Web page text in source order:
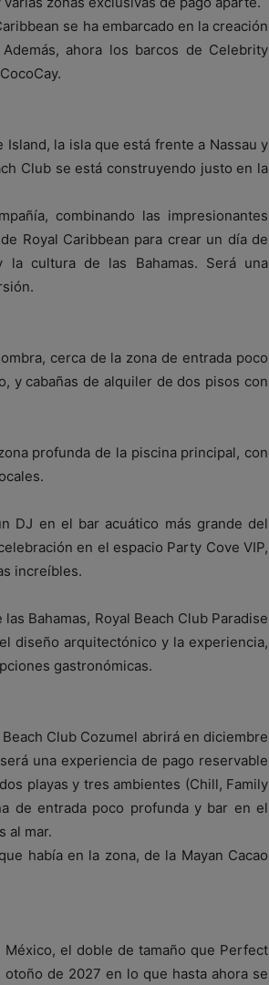
se ha embarcado en la creación
ahora los barcos de Celebrity
la isla que está frente a Nassau y
Club se está construyendo justo en la
combinando las impresionantes
Royal Caribbean para crear un día de
cultura de las Bahamas. Será una
cerca de la zona de entrada poco
y cabañas de alquiler de dos pisos con
profunda de la piscina principal, con
DJ en el bar acuático más grande del
en el espacio Party Cove VIP,
increíbles.
Bahamas, Royal Beach Club Paradise
diseño arquitectónico y la experiencia,
gastronómicas.
Club Cozumel abrirá en diciembre
una experiencia de pago reservable
playas y tres ambientes (Chill, Family
de entrada poco profunda y bar en el
al mar.
había en la zona, de la Mayan Cacao
el doble de tamaño que Perfect
de 2027 en lo que hasta ahora se